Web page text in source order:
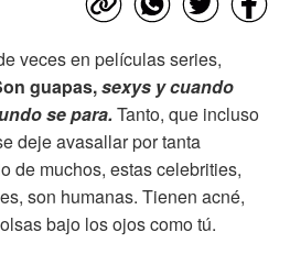
veces en películas series,
guapas,sexys y cuando
se para. Tanto, que incluso
deje avasallar por tanta
de muchos, estas celebrities,
son humanas. Tienen acné,
bajo los ojos como tú.